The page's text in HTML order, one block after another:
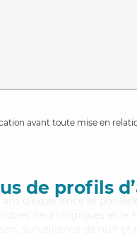
avant toute mise en
de profils
d'expérience et
neurologiques et le